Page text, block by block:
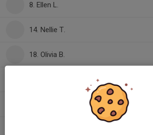
8. Ellen L.
14. Nellie T.
18. Olivia B.